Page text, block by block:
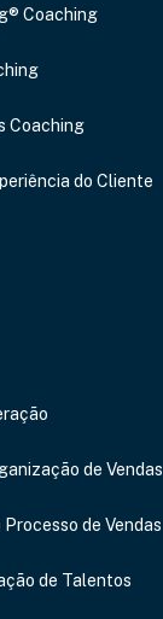
Coaching
Coaching
do Cliente
de Vendas
de Vendas
de Talentos